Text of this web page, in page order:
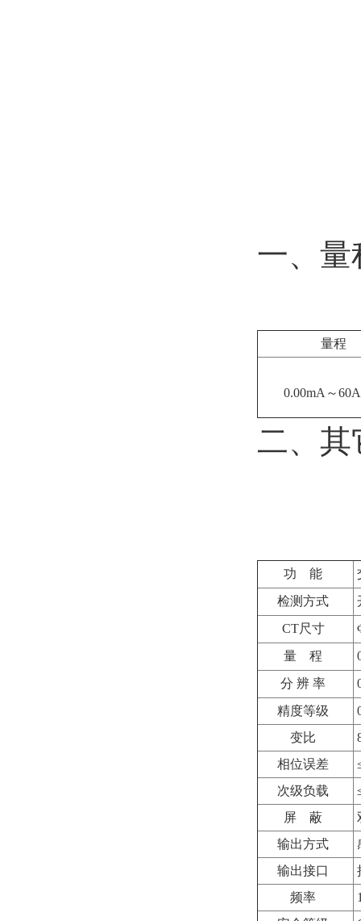
一、量
量程
0.00mA～
二、其
功 能
检测方式
CT尺寸
量
程
分 辨 率
精度等级
变比
相位误差
次级负载
屏
蔽
输出方式
输出接口
频率